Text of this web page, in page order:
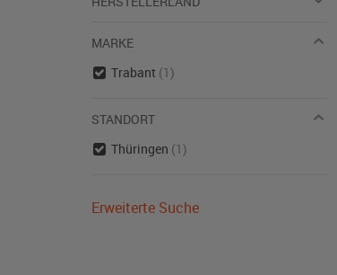
MARKE
Trabant (1)
STANDORT
Thüringen (1)
Erweiterte Suche